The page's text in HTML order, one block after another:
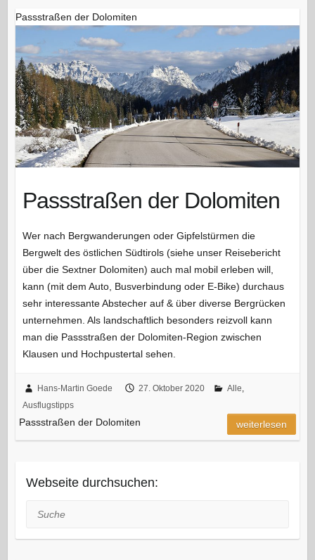
Passstraßen der Dolomiten
Passstraßen der Dolomiten
Wer nach Bergwanderungen oder Gipfelstürmen die
Bergwelt des östlichen Südtirols (siehe unser Reisebericht
über die Sextner Dolomiten) auch mal mobil erleben will,
kann (mit dem Auto, Busverbindung oder E-Bike) durchaus
sehr interessante Abstecher auf & über diverse Bergrücken
unternehmen. Als landschaftlich besonders reizvoll kann
man die Passstraßen der Dolomiten-Region zwischen
Klausen und Hochpustertal sehen.
Hans-Martin Goede 27. Oktober 2020 Alle
Ausflugstipps
Passstraßen der Dolomiten weiterlesen
Webseite durchsuchen:
Suche